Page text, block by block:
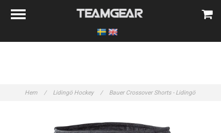
Hem / Lidingö Hockey / Bauer Crossover Shorts - Lidingö